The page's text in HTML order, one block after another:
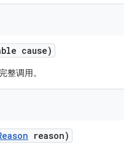
cause)
整调用。
reason)